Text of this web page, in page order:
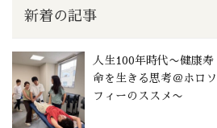
新着の記事
人生100年時代〜健康寿
命を生きる思考＠ホロソ
フィーのススメ〜